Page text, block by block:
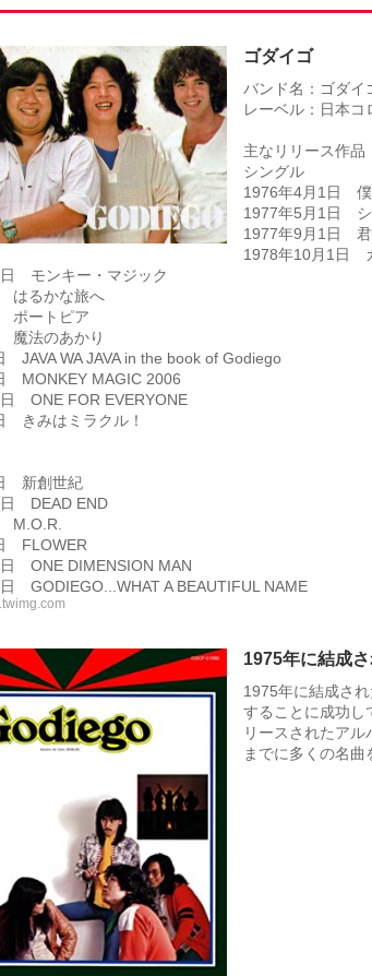
ゴダイゴ
バンド名：ゴダイ
レーベル：日本コ
主なリリース作品
シングル
1976年4月1日 僕
1977年5月1日 シ
1977年9月1日 君
1978年10月1日
モンキー・マジック
はるかな旅へ
ポートピア
魔法のあかり
JAVA WA JAVA in the book of Godiego
MONKEY MAGIC 2006
ONE FOR EVERYONE
きみはミラクル！
新創世紀
DEAD END
M.O.R.
FLOWER
ONE DIMENSION MAN
GODIEGO...WHAT A BEAUTIFUL NAME
1975年に結成
1975年に結成さ
することに成功し
リースされたア
までに多くの名曲